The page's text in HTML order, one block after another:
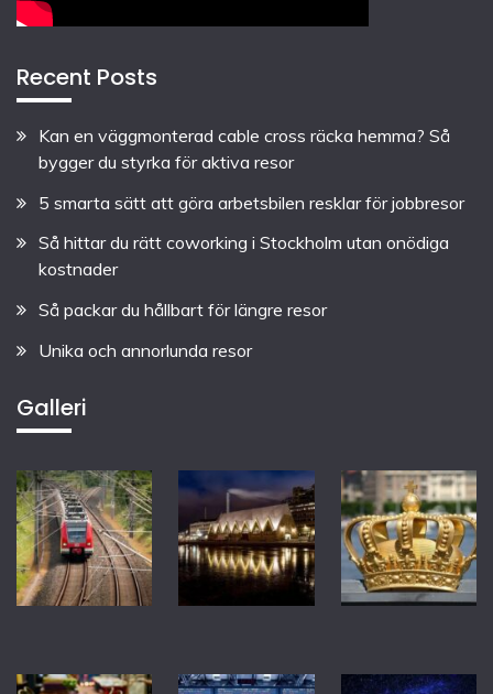
Recent Posts
Kan en väggmonterad cable cross räcka hemma? Så
bygger du styrka för aktiva resor
5 smarta sätt att göra arbetsbilen resklar för jobbresor
Så hittar du rätt coworking i Stockholm utan onödiga
kostnader
Så packar du hållbart för längre resor
Unika och annorlunda resor
Galleri